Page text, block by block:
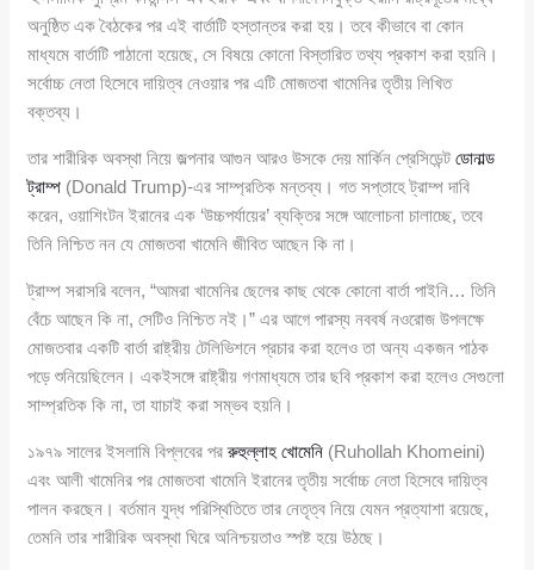
অনুষ্ঠিত এক বৈঠকের পর এই বার্তাটি হস্তান্তর করা হয়। তবে কীভাবে বা কোন
মাধ্যমে বার্তাটি পাঠানো হয়েছে, সে বিষয়ে কোনো বিস্তারিত তথ্য প্রকাশ করা হয়নি।
সর্বোচ্চ নেতা হিসেবে দায়িত্ব নেওয়ার পর এটি মোজতবা খামেনির তৃতীয় লিখিত
বক্তব্য।
তার শারীরিক অবস্থা নিয়ে জল্পনার আগুন আরও উসকে দেয় মার্কিন প্রেসিডেন্টডোনাল্ড
ট্রাম্প (Donald Trump)-এর সাম্প্রতিক মন্তব্য। গত সপ্তাহে ট্রাম্প দাবি
করেন, ওয়াশিংটন ইরানের এক ‘উচ্চপর্যায়ের’ ব্যক্তির সঙ্গে আলোচনা চালাচ্ছে, তবে
তিনি নিশ্চিত নন যে মোজতবা খামেনি জীবিত আছেন কি না।
ট্রাম্প সরাসরি বলেন, “আমরা খামেনির ছেলের কাছ থেকে কোনো বার্তা পাইনি… তিনি
বেঁচে আছেন কি না, সেটিও নিশ্চিত নই।” এর আগে পারস্য নববর্ষ নওরোজ উপলক্ষে
মোজতবার একটি বার্তা রাষ্ট্রীয় টেলিভিশনে প্রচার করা হলেও তা অন্য একজন পাঠক
পড়ে শুনিয়েছিলেন। একইসঙ্গে রাষ্ট্রীয় গণমাধ্যমে তার ছবি প্রকাশ করা হলেও সেগুলো
সাম্প্রতিক কি না, তা যাচাই করা সম্ভব হয়নি।
১৯৭৯ সালের ইসলামি বিপ্লবের পররুহুল্লাহ খোমেনি (Ruhollah Khomeini)
এবং আলী খামেনির পর মোজতবা খামেনি ইরানের তৃতীয় সর্বোচ্চ নেতা হিসেবে দায়িত্ব
পালন করছেন। বর্তমান যুদ্ধ পরিস্থিতিতে তার নেতৃত্ব নিয়ে যেমন প্রত্যাশা রয়েছে,
তেমনি তার শারীরিক অবস্থা ঘিরে অনিশ্চয়তাও স্পষ্ট হয়ে উঠছে।